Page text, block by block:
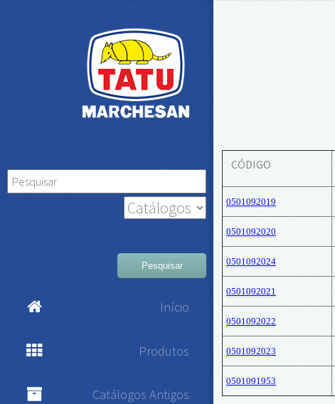
Pesquisar
Início
Produtos
Catálogos Antigos
CÓDIGO
0501092019
0501092020
0501092024
0501092021
0501092022
0501092023
0501091953